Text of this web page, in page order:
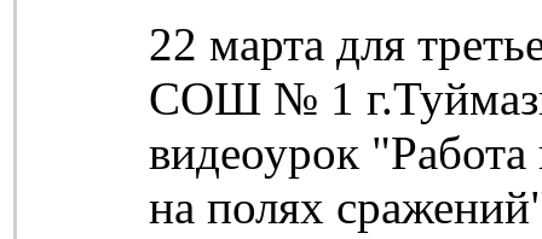
22 марта для
СОШ № 1
видеоурок "Работа
на полях